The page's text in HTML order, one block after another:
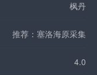
枫丹
推荐：塞洛海原采集
4.0